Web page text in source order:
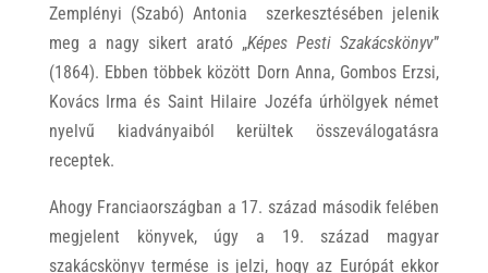
Zemplényi (Szabó) Antonia szerkesztésében jelenik
meg a nagy sikert arató „Képes Pesti Szakácskönyv”
(1864). Ebben többek között Dorn Anna, Gombos Erzsi,
Kovács Irma és Saint Hilaire Jozéfa úrhölgyek német
nyelvű kiadványaiból kerültek összeválogatásra
receptek.
Ahogy Franciaországban a 17. század második felében
megjelent könyvek, úgy a 19. század magyar
szakácskönyv termése is jelzi, hogy az Európát ekkor